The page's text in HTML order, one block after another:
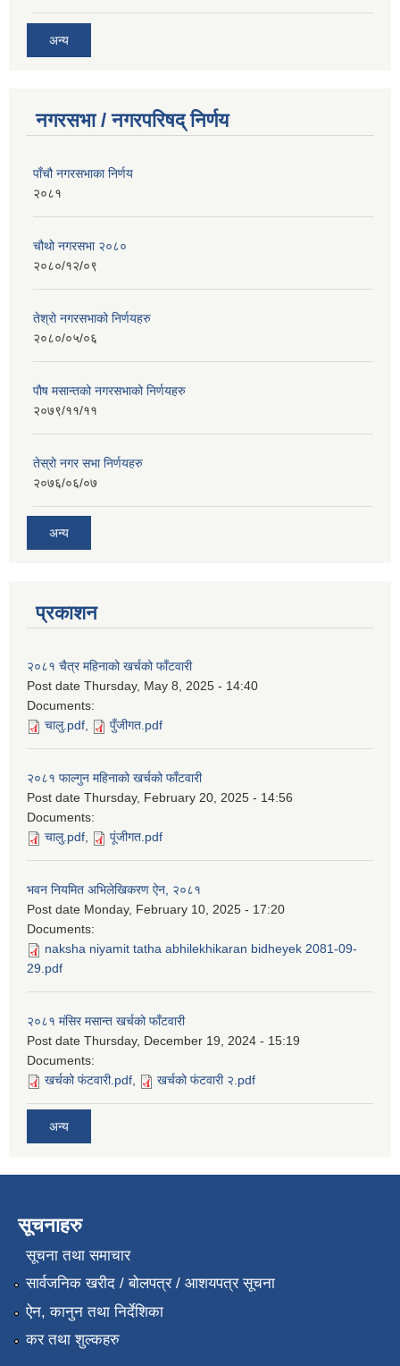
अन्य
नगरसभा / नगरपरिषद् निर्णय
पाँचौ नगरसभाका निर्णय
२०८१
चौथो नगरसभा २०८०
२०८०/१२/०९
तेश्रो नगरसभाको निर्णयहरु
२०८०/०५/०६
पाैष मसान्तको नगरसभाको निर्णयहरु
२०७९/११/११
तेस्रो नगर सभा निर्णयहरु
२०७६/०६/०७
अन्य
प्रकाशन
२०८१ चैत्र महिनाको खर्चको फाँटवारी
Post date Thursday, May 8, 2025 - 14:40
Documents:
चालु.pdf, पुँजीगत.pdf
२०८१ फाल्गुन महिनाको खर्चको फाँटवारी
Post date Thursday, February 20, 2025 - 14:56
Documents:
चालु.pdf, पूंजीगत.pdf
भवन नियमित अभिलेखिकरण ऐन, २०८१
Post date Monday, February 10, 2025 - 17:20
Documents:
naksha niyamit tatha abhilekhikaran bidheyek 2081-09-
29.pdf
२०८१ मंसिर मसान्त खर्चको फाँटवारी
Post date Thursday, December 19, 2024 - 15:19
Documents:
खर्चको फंटवारी.pdf, खर्चको फंटवारी २.pdf
अन्य
सूचनाहरु
सूचना तथा समाचार
सार्वजनिक खरीद / बोलपत्र / आशयपत्र सूचना
ऐन, कानुन तथा निर्देशिका
कर तथा शुल्कहरु